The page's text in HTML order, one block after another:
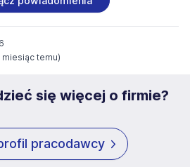
klauzula-informacyjna.html
przyszłych rekrutacji przez okres
dobrowolna i może być w każdym
miesiąc temu)
się więcej o firmie?
pracodawcy